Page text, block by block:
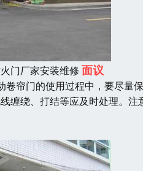
门厂家安装维修 面议
卷帘门的使用过程中，要尽
缠绕、打结等应及时处理。